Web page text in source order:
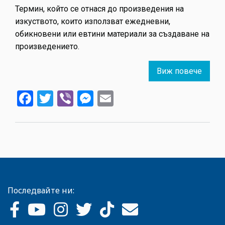
Термин, който се отнася до произведения на
изкуството, които използват ежедневни,
обикновени или евтини материали за създаване на
произведението.
Виж повече
Дума
LoFi
Facebook
Twitter
ViberMessenger
Последвайте ни: